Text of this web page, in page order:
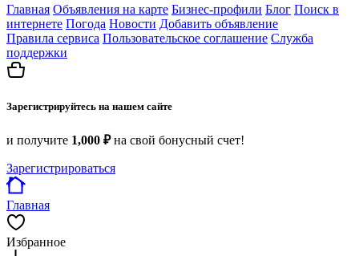
Главная Объявления на карте Бизнес-профили Блог Поиск в
интернете Погода Новости Добавить объявление
Правила сервиса Пользовательское соглашение Служба
поддержки
Зарегистрируйтесь на нашем сайте
и получите 1,000 ₽на свой бонусный счет!
Зарегистрироваться
Главная
Избранное